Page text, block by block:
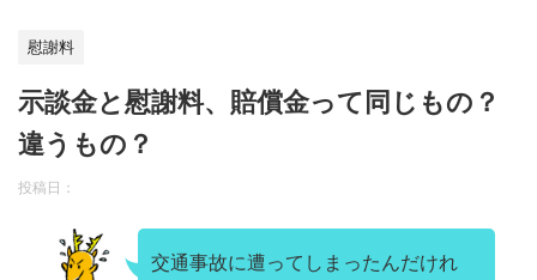
慰謝料
示談金と慰謝料、賠償金って同じもの？
違うもの？
投稿日：
交通事故に遭ってしまったんだけれ